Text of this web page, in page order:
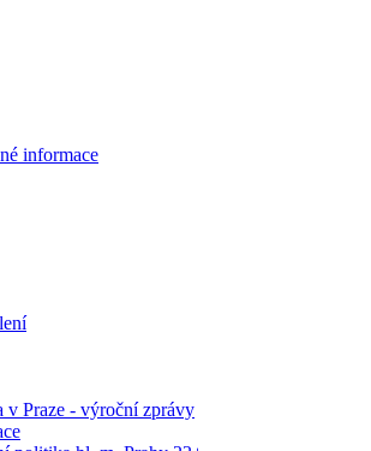
informace
v Praze - výroční zprávy